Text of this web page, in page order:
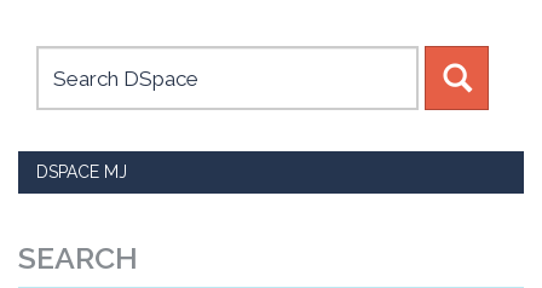
Canais
DSPACE MJ
SEARCH